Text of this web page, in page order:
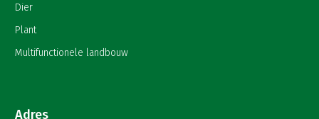
Dier
Plant
Multifunctionele landbouw
Adres